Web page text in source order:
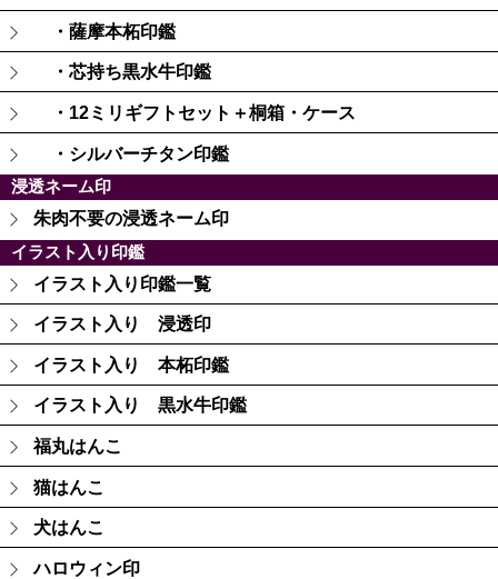
・薩摩本柘印鑑
・芯持ち黒水牛印鑑
・12ミリギフトセット＋桐箱・ケース
・シルバーチタン印鑑
浸透ネーム印
朱肉不要の浸透ネーム印
イラスト入り印鑑
イラスト入り印鑑一覧
イラスト入り 浸透印
イラスト入り 本柘印鑑
イラスト入り 黒水牛印鑑
福丸はんこ
猫はんこ
犬はんこ
ハロウィン印